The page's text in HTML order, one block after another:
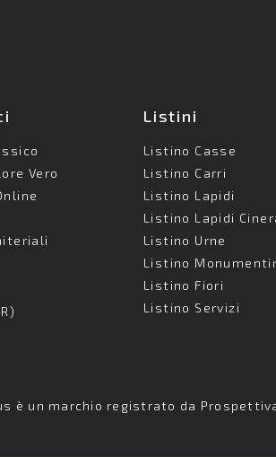
Vero
Listini
Listino Casse
Listino Carri
Listino Lapidi
Listino Lapidi
Listino Urne
Listino
Listino Fiori
Listino Servizi
un marchio registrato da Prospettiva